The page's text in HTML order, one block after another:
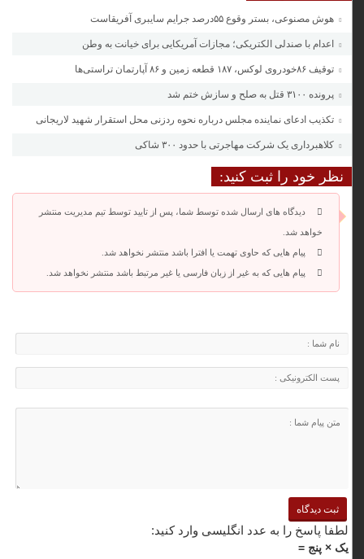
هوش مصنوعی، بستر وقوع ۵۵درصد جرایم سایبری آفریقاست
اعدام با صندلی الکتریکی؛ مجازات آمریکایی برای خیانت به وطن
توقیف ۸۶خودروی لوکس، ۱۸۷ قطعه زمین و ۸۶ آپارتمان تراستی‌ها
پرونده ۳۱۰۰ قتل به صلح و سازش ختم شد
تکذیب ادعای نماینده مجلس درباره نحوه ردزنی محل استقرار شهید لاریجانی
کلاهبرداری یک شرکت مهاجرتی با حدود ۳۰۰ شاکی
نظر خود را ثبت کنید:
دیدگاه های ارسال شده توسط شما، پس از تایید توسط تیم مدیریت منتشر
خواهد شد.
پیام هایی که حاوی تهمت یا افترا باشد منتشر نخواهد شد.
پیام هایی که به غیر از زبان فارسی یا غیر مرتبط باشد منتشر نخواهد شد.
لطفا پاسخ را به عدد انگلیسی وارد کنید:
یک × پنج =